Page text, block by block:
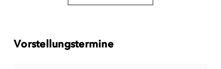
Vorstellungstermine